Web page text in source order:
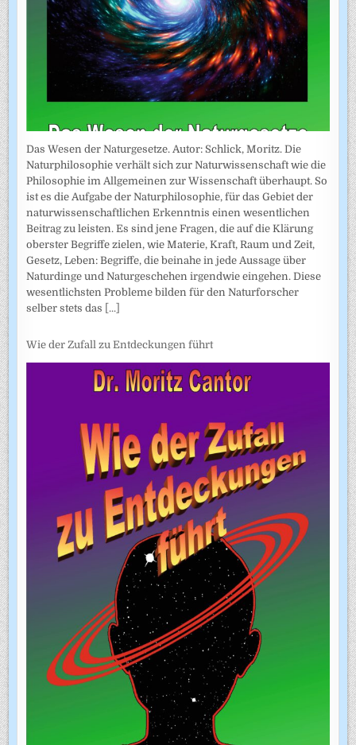
Das Wesen der Naturgesetze. Autor: Schlick, Moritz. Die
Naturphilosophie verhält sich zur Naturwissenschaft wie die
Philosophie im Allgemeinen zur Wissenschaft überhaupt. So
ist es die Aufgabe der Naturphilosophie, für das Gebiet der
naturwissenschaftlichen Erkenntnis einen wesentlichen
Beitrag zu leisten. Es sind jene Fragen, die auf die Klärung
oberster Begriffe zielen, wie Materie, Kraft, Raum und Zeit,
Gesetz, Leben: Begriffe, die beinahe in jede Aussage über
Naturdinge und Naturgeschehen irgendwie eingehen. Diese
wesentlichsten Probleme bilden für den Naturforscher
selber stets das [...]
Wie der Zufall zu Entdeckungen führt